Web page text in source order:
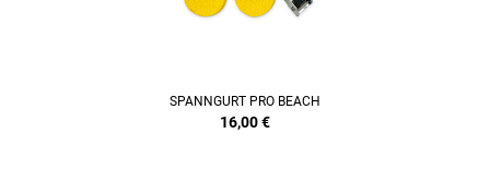
SPANNGURT PRO BEACH
16,00€